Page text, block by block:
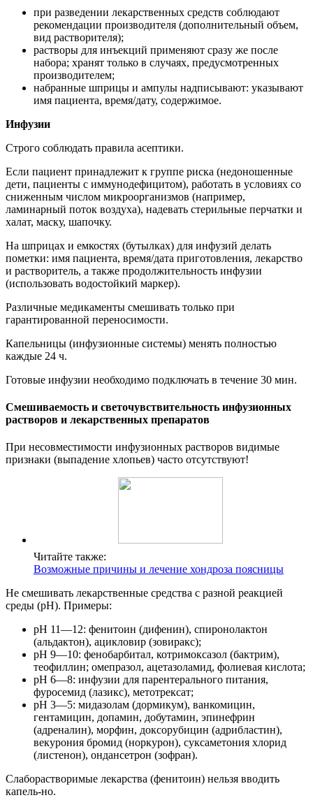
при разведении лекарственных средств соблюдают
рекомендации производителя (дополнительный объем,
вид растворителя);
растворы для инъекций применяют сразу же после
набора; хранят только в случаях, предусмотренных
производителем;
набранные шприцы и ампулы надписывают: указывают
имя пациента, время/дату, содержимое.
Инфузии
Строго соблюдать правила асептики.
Если пациент принадлежит к группе риска (недоношенные
дети, пациенты с иммунодефицитом), работать в условиях со
сниженным числом микроорганизмов (например,
ламинарный поток воздуха), надевать стерильные перчатки и
халат, маску, шапочку.
На шприцах и емкостях (бутылках) для инфузий делать
пометки: имя пациента, время/дата приготовления, лекарство
и растворитель, а также продолжительность инфузии
(использовать водостойкий маркер).
Различные медикаменты смешивать только при
гарантированной переносимости.
Капельницы (инфузионные системы) менять полностью
каждые 24 ч.
Готовые инфузии необходимо подключать в течение 30 мин.
Смешиваемость и светочувствительность инфузионных
растворов и лекарственных препаратов
При несовместимости инфузионных растворов видимые
признаки (выпадение хлопьев) часто отсутствуют!
Читайте также:
Возможные причины и лечение хондроза поясницы
Не смешивать лекарственные средства с разной реакцией
среды (рН). Примеры:
рН 11—12: фенитоин (дифенин), спиронолактон
(альдактон), ацикловир (зовиракс);
рН 9—10: фенобарбитал, котримоксазол (бактрим),
теофиллин; омепразол, ацетазоламид, фолиевая кислота;
рН 6—8: инфузии для парентерального питания,
фуросемид (лазикс), метотрексат;
рН 3—5: мидазолам (дормикум), ванкомицин,
гентамицин, допамин, добутамин, эпинефрин
(адреналин), морфин, доксорубицин (адрибластин),
векурония бромид (норкурон), суксаметония хлорид
(листенон), ондансетрон (зофран).
Слаборастворимые лекарства (фенитоин) нельзя вводить
капель-но.